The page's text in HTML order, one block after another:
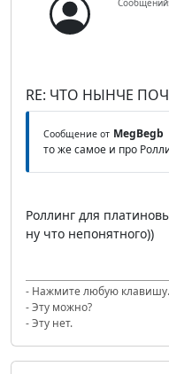
RE: ЧТО НЫНЧЕ
Сообщение от MegBegb
то же самое и про
Роллинг для
ну что непонятного))
- Нажмите любую клавишу.
- Эту можно?
- Эту нет.